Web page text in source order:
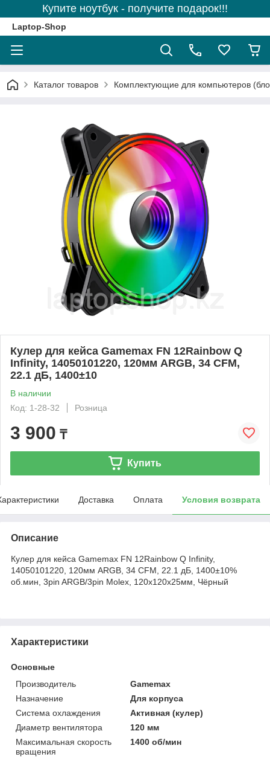
Купите ноутбук - получите подарок!!!
Laptop-Shop
Каталог товаров Комплектующие для компьютеров
Кулер для кейса Gamemax FN 12Rainbow Q
Infinity, 14050101220, 120мм ARGB, 34 CFM,
22.1 дБ, 1400±10
В наличии
Код: 1-28-32
Розница
3 900 ₸
Купить
Доставка Оплата Условия возврата
Описание
Кулер для кейса Gamemax FN 12Rainbow Q Infinity,
14050101220, 120мм ARGB, 34 CFM, 22.1 дБ, 1400±10%
об.мин, 3pin ARGB/3pin Molex, 120х120х25мм, Чёрный
Характеристики
Основные
Производитель
Gamemax
Назначение
Для корпуса
Система охлаждения
Активная (кулер)
Диаметр вентилятора
120 мм
Максимальная скорость
вращения
1400 об/мин